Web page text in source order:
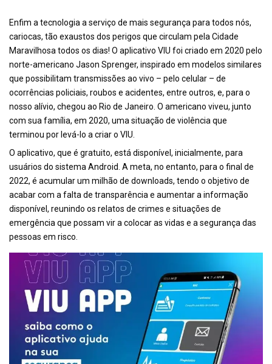
Enfim a tecnologia a serviço de mais segurança para todos nós,
cariocas, tão exaustos dos perigos que circulam pela Cidade
Maravilhosa todos os dias! O aplicativo VIU foi criado em 2020 pelo
norte-americano Jason Sprenger, inspirado em modelos similares
que possibilitam transmissões ao vivo – pelo celular – de
ocorrências policiais, roubos e acidentes, entre outros, e, para o
nosso alívio, chegou ao Rio de Janeiro. O americano viveu, junto
com sua família, em 2020, uma situação de violência que
terminou por levá-lo a criar o VIU.
O aplicativo, que é gratuito, está disponível, inicialmente, para
usuários do sistema Android. A meta, no entanto, para o final de
2022, é acumular um milhão de downloads, tendo o objetivo de
acabar com a falta de transparência e aumentar a informação
disponível, reunindo os relatos de crimes e situações de
emergência que possam vir a colocar as vidas e a segurança das
pessoas em risco.